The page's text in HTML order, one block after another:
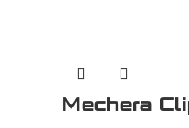
Mechera